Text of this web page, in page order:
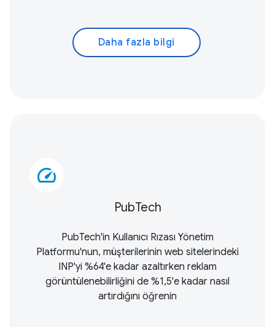
Daha fazla bilgi
speed
PubTech
PubTech'in Kullanıcı Rızası Yönetim
Platformu'nun, müşterilerinin web sitelerindeki
INP'yi %64'e kadar azaltırken reklam
görüntülenebilirliğini de %1,5'e kadar nasıl
artırdığını öğrenin